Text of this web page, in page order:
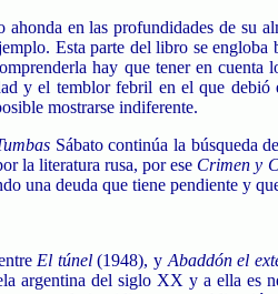
ahonda en las profundidades de su
Esta parte del libro se engloba
hay que tener en
y el temblor febril en el que debió
mostrarse indiferente.
Sábato continúa la búsqueda
la literatura rusa, por ese Crimen y
una deuda que tiene pendiente y
El túnel(1948), y Abaddón el
argentina del siglo XX y a ella es